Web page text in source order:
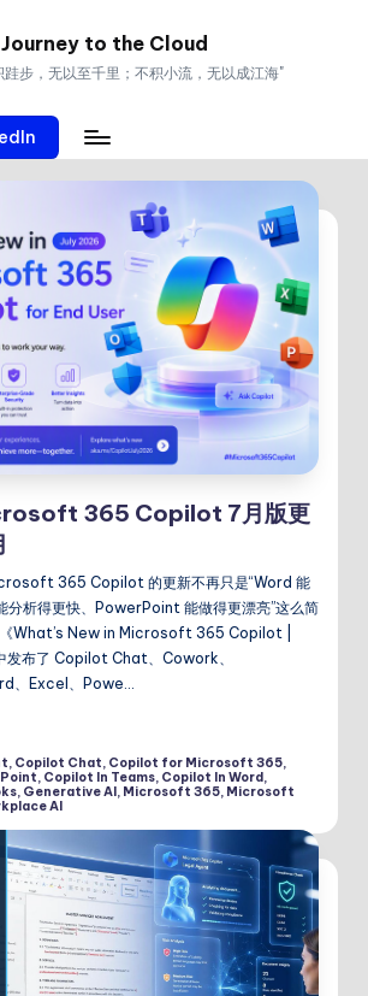
to the Cloud
步，无以至千里；不积小流，无以成江海"
365 Copilot 7月版更
365 Copilot 的更新不再只是“Word 能
分析得更快、PowerPoint 能做得更漂亮”这么简
What’s New in Microsoft 365 Copilot |
发布了 Copilot Chat、Cowork、
、Excel、Powe…
Copilot Chat Copilot for Microsoft 365
Copilot In Teams Copilot In Word
Generative AI Microsoft 365 Microsoft
AI